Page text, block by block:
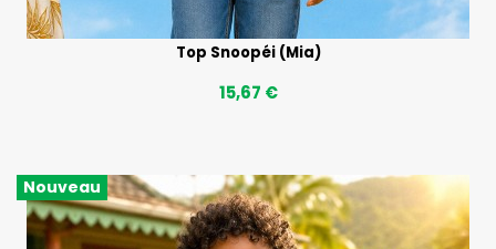
Top Snoopéi (Mia)
15,67 €
Nouveau